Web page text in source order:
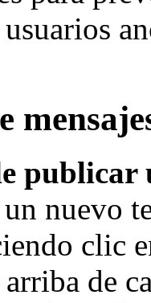
nuevo
clic
de